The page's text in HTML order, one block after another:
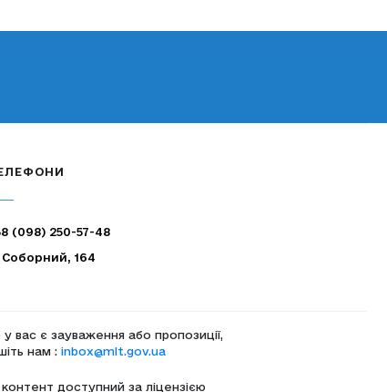
164
(098) 250-57-48
вас є зауваження або пропозиції,
нам : inbox@mlt.gov.ua
доступний за ліцензією